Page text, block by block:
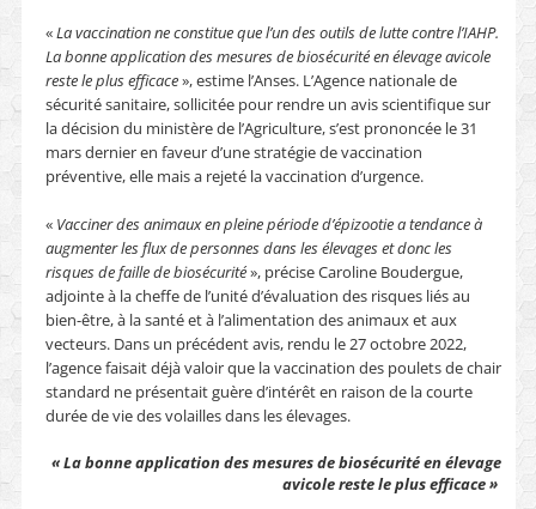
«La vaccination ne constitue que l’un des outils de lutte contre l’IAHP.
La bonne application des mesures de biosécurité en élevage avicole
reste le plus efficace», estime l’Anses. L’Agence nationale de
sécurité sanitaire, sollicitée pour rendre un avis scientifique sur
la décision du ministère de l’Agriculture, s’est prononcée le 31
mars dernier en faveur d’une stratégie de vaccination
préventive, elle mais a rejeté la vaccination d’urgence.
« Vacciner des animaux en pleine période d’épizootie a tendance à
augmenter les flux de personnes dans les élevages et donc les
risques de faille de biosécurité», précise Caroline Boudergue,
adjointe à la cheffe de l’unité d’évaluation des risques liés au
bien-être, à la santé et à l’alimentation des animaux et aux
vecteurs. Dans un précédent avis, rendu le 27 octobre 2022,
l’agence faisait déjà valoir que la vaccination des poulets de chair
standard ne présentait guère d’intérêt en raison de la courte
durée de vie des volailles dans les élevages.
« La bonne application des mesures de biosécurité en élevage
avicole reste le plus efficace »